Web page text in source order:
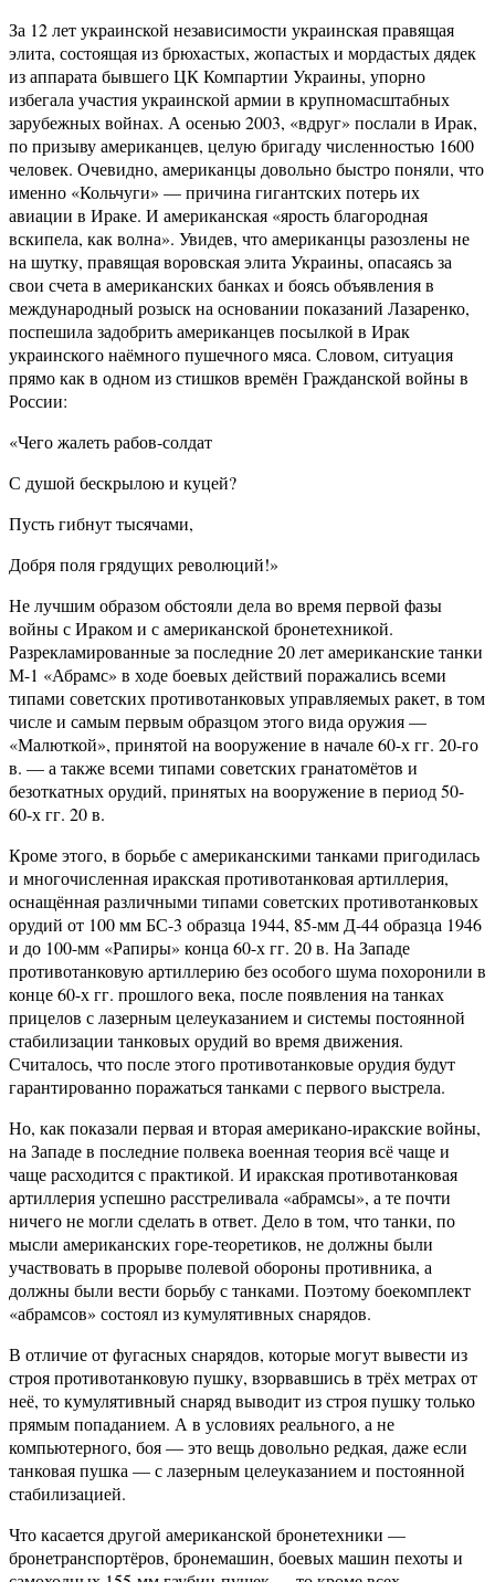
За 12 лет украинской независимости украинская правящая
элита, состоящая из брюхастых, жопастых и мордастых дядек
из аппарата бывшего ЦК Компартии Украины, упорно
избегала участия украинской армии в крупномасштабных
зарубежных войнах. А осенью 2003, «вдруг» послали в Ирак,
по призыву американцев, целую бригаду численностью 1600
человек. Очевидно, американцы довольно быстро поняли, что
именно «Кольчуги» — причина гигантских потерь их
авиации в Ираке. И американская «ярость благородная
вскипела, как волна». Увидев, что американцы разозлены не
на шутку, правящая воровская элита Украины, опасаясь за
свои счета в американских банках и боясь объявления в
международный розыск на основании показаний Лазаренко,
поспешила задобрить американцев посылкой в Ирак
украинского наёмного пушечного мяса. Словом, ситуация
прямо как в одном из стишков времён Гражданской войны в
России:
«Чего жалеть рабов-солдат
С душой бескрылою и куцей?
Пусть гибнут тысячами,
Добря поля грядущих революций!»
Не лучшим образом обстояли дела во время первой фазы
войны с Ираком и с американской бронетехникой.
Разрекламированные за последние 20 лет американские танки
М-1 «Абрамс» в ходе боевых действий поражались всеми
типами советских противотанковых управляемых ракет, в том
числе и самым первым образцом этого вида оружия —
«Малюткой», принятой на вооружение в начале 60-х гг. 20-го
в. — а также всеми типами советских гранатомётов и
безоткатных орудий, принятых на вооружение в период 50-
60-х гг. 20 в.
Кроме этого, в борьбе с американскими танками пригодилась
и многочисленная иракская противотанковая артиллерия,
оснащённая различными типами советских противотанковых
орудий от 100 мм БС-3 образца 1944, 85-мм Д-44 образца 1946
и до 100-мм «Рапиры» конца 60-х гг. 20 в. На Западе
противотанковую артиллерию без особого шума похоронили в
конце 60-х гг. прошлого века, после появления на танках
прицелов с лазерным целеуказанием и системы постоянной
стабилизации танковых орудий во время движения.
Считалось, что после этого противотанковые орудия будут
гарантированно поражаться танками с первого выстрела.
Но, как показали первая и вторая американо-иракские войны,
на Западе в последние полвека военная теория всё чаще и
чаще расходится с практикой. И иракская противотанковая
артиллерия успешно расстреливала «абрамсы», а те почти
ничего не могли сделать в ответ. Дело в том, что танки, по
мысли американских горе-теоретиков, не должны были
участвовать в прорыве полевой обороны противника, а
должны были вести борьбу с танками. Поэтому боекомплект
«абрамсов» состоял из кумулятивных снарядов.
В отличие от фугасных снарядов, которые могут вывести из
строя противотанковую пушку, взорвавшись в трёх метрах от
неё, то кумулятивный снаряд выводит из строя пушку только
прямым попаданием. А в условиях реального, а не
компьютерного, боя — это вещь довольно редкая, даже если
танковая пушка — с лазерным целеуказанием и постоянной
стабилизацией.
Что касается другой американской бронетехники —
бронетранспортёров, бронемашин, боевых машин пехоты и